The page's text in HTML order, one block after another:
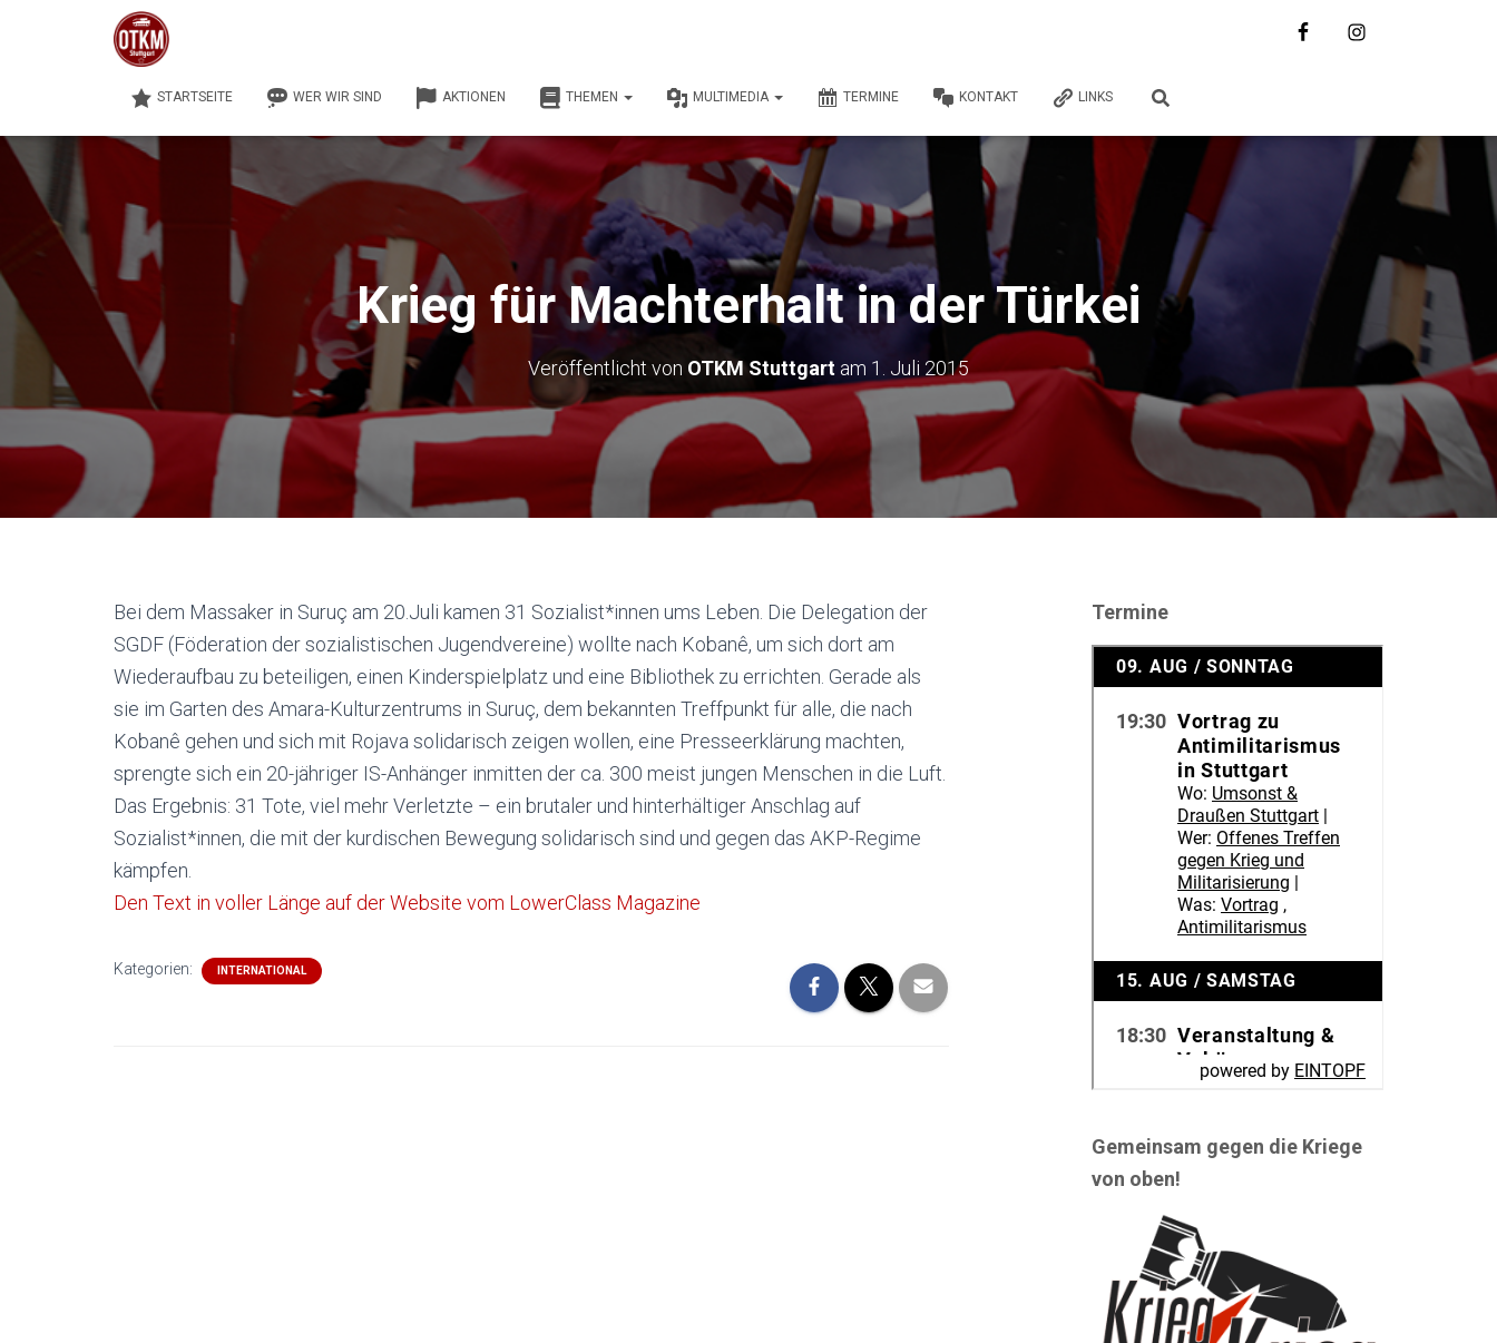
STARTSEITE WER WIR SIND AKTIONEN THEMEN MULTIMEDIA TERMINE KONTAKT LINKS
Krieg für Machterhalt in der Türkei
Veröffentlicht von OTKM Stuttgart am 1. Juli 2015
Bei dem Massaker in Suruç am 20.Juli kamen 31 Sozialist*innen ums Leben. Die Delegation der
SGDF (Föderation der sozialistischen Jugendvereine) wollte nach Kobanê, um sich dort am
Wiederaufbau zu beteiligen, einen Kinderspielplatz und eine Bibliothek zu errichten. Gerade als
sie im Garten des Amara-Kulturzentrums in Suruç, dem bekannten Treffpunkt für alle, die nach
Kobanê gehen und sich mit Rojava solidarisch zeigen wollen, eine Presseerklärung machten,
sprengte sich ein 20-jähriger IS-Anhänger inmitten der ca. 300 meist jungen Menschen in die Luft.
Das Ergebnis: 31 Tote, viel mehr Verletzte – ein brutaler und hinterhältiger Anschlag auf
Sozialist*innen, die mit der kurdischen Bewegung solidarisch sind und gegen das AKP-Regime
kämpfen.
Den Text in voller Länge auf der Website vom LowerClass Magazine
Kategorien: INTERNATIONAL
Termine
Gemeinsam gegen die Kriege
von oben!